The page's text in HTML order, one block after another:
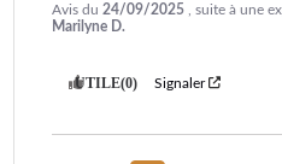
Avis du 24/09/2025 , suite à une
Marilyne D.
UTILE(0) Signaler